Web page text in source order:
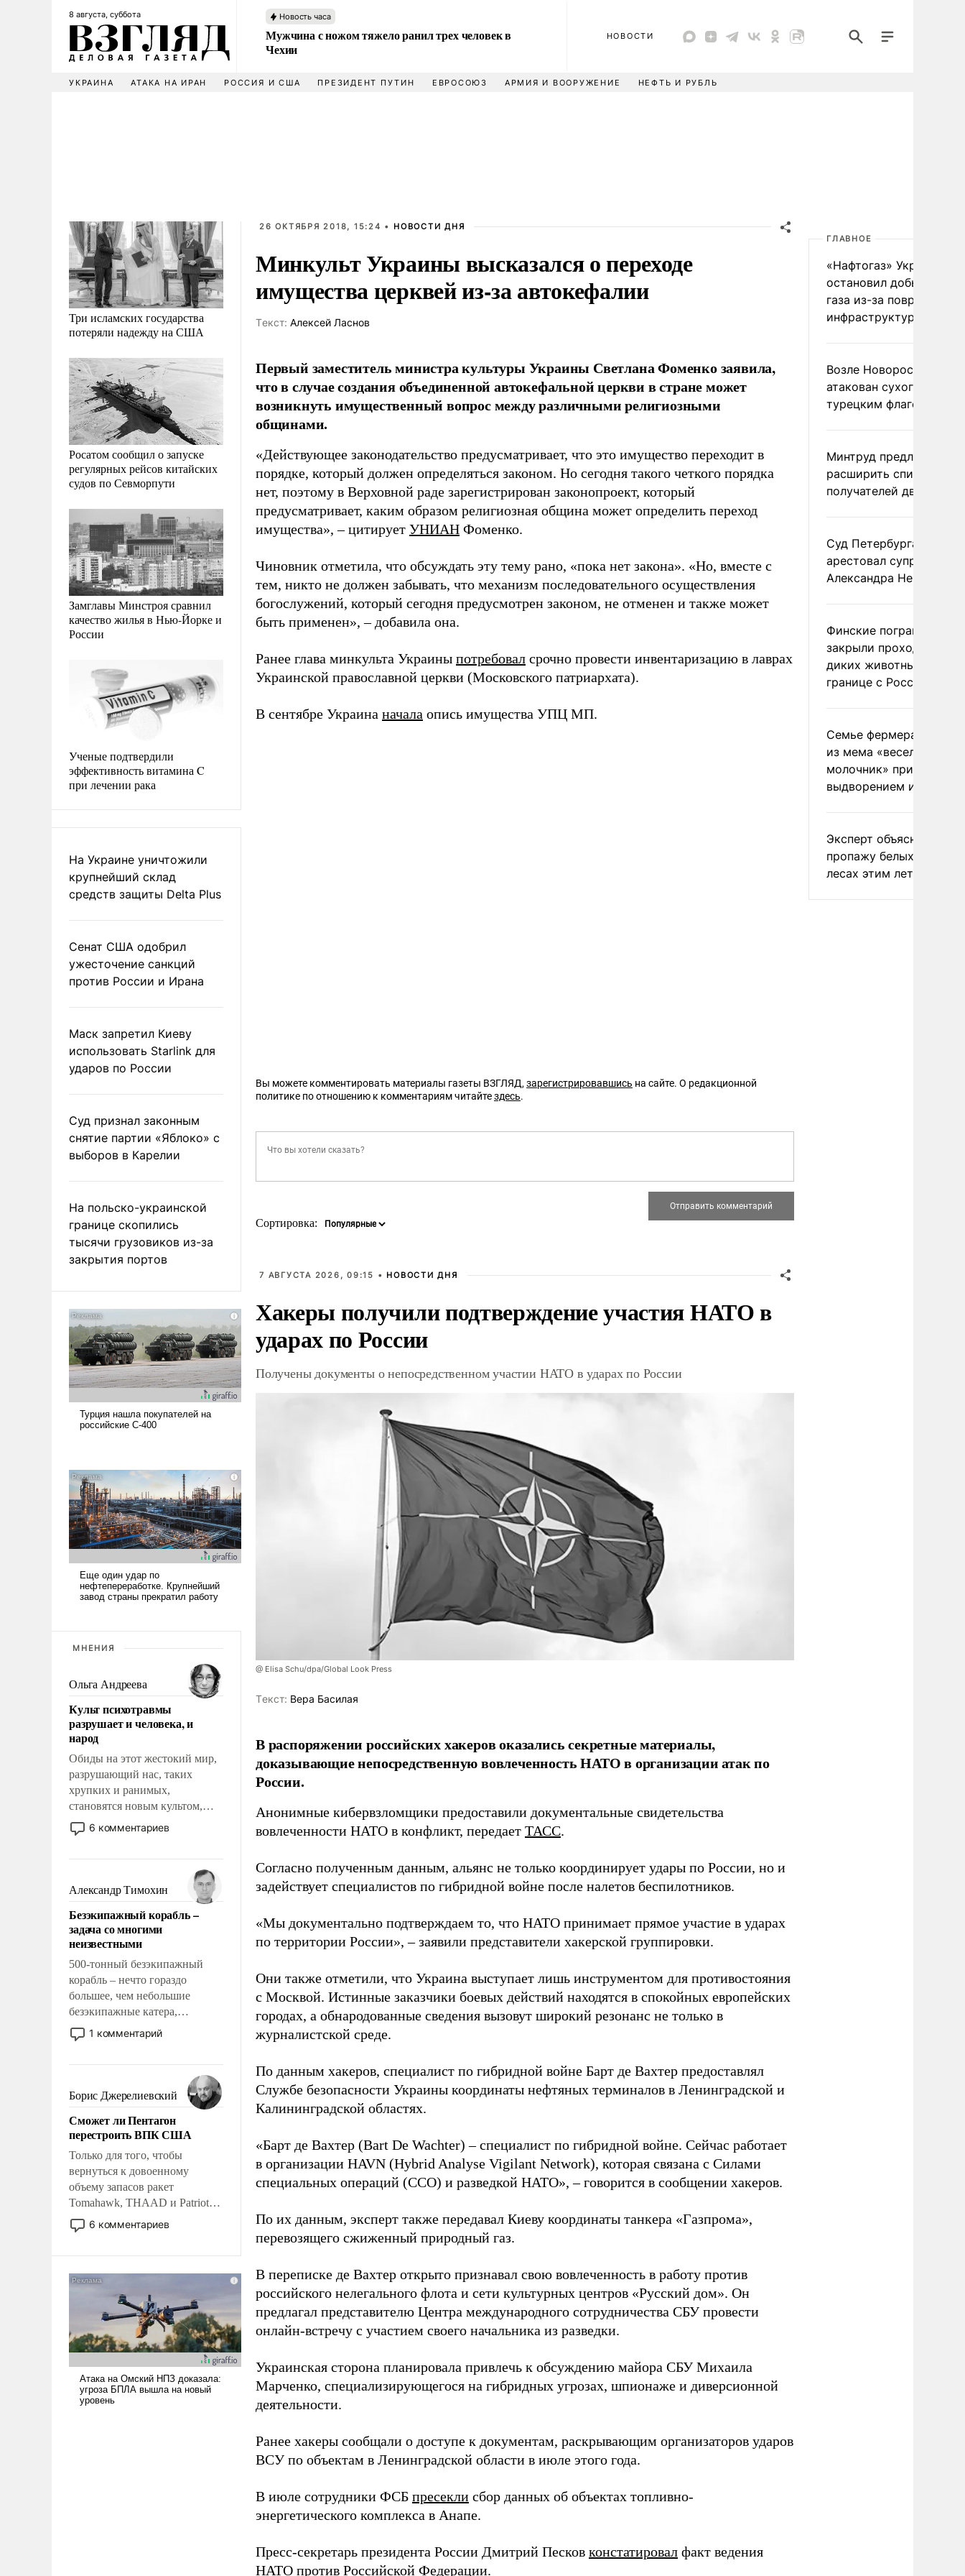
8 августа, суббота Новость часа
Мужчина с ножом тяжело ранил трех человек в
Чехии
НОВОСТИ
УКРАИНА АТАКА НА ИРАН РОССИЯ И США ПРЕЗИДЕНТ ПУТИН ЕВРОСОЮЗ АРМИЯ И ВООРУЖЕНИЕ НЕФТЬ И РУБЛЬ
Три исламских государства
потеряли надежду на США
Росатом сообщил о запуске
регулярных рейсов китайских
судов по Севморпути
Замглавы Минстроя сравнил
качество жилья в Нью-Йорке и
России
Ученые подтвердили
эффективность витамина C
при лечении рака
На Украине уничтожили
крупнейший склад
средств защиты Delta Plus
Сенат США одобрил
ужесточение санкций
против России и Ирана
Маск запретил Киеву
использовать Starlink для
ударов по России
Суд признал законным
снятие партии «Яблоко» с
выборов в Карелии
На польско-украинской
границе скопились
тысячи грузовиков из-за
закрытия портов
МНЕНИЯ
Ольга Андреева
Культ психотравмы
разрушает и человека, и
народ
Обиды на этот жестокий мир,
разрушающий нас, таких
хрупких и ранимых,
становятся новым культом,
постепенно вытесняя и
отменяя традиционное
мужественным и твердым под
ударами судьбы, брать на себя
ответственность, помогать
слабым, идти вперед и
адаптироваться.
6 комментариев
Александр Тимохин
Безэкипажный корабль –
задача со многими
неизвестными
500-тонный безэкипажный
корабль – нечто гораздо
большее, чем небольшие
безэкипажные катера,
применение которых уже
стало обыденностью. Задача по
сложна и амбициозна. Однако
и ее реализация радикально
поднимет наши боевые
возможности.
1 комментарий
Борис Джерелиевский
Сможет ли Пентагон
перестроить ВПК США
Только для того, чтобы
вернуться к довоенному
объему запасов ракет
Tomahawk, THAAD и Patriot
США потребуется более трех
лет. Даже небольшая война с
Сложившаяся ситуация
означает многолетний период
уязвимости США, например,
перед Китаем.
6 комментариев
26 ОКТЯБРЯ 2018, 15:24 • НОВОСТИ ДНЯ
Минкульт Украины высказался о переходе
имущества церквей из-за автокефалии
Tекст: Алексей Ласнов
Первый заместитель министра культуры Украины Светлана Фоменко заявила,
что в случае создания объединенной автокефальной церкви в стране может
возникнуть имущественный вопрос между различными религиозными
общинами.
«Действующее законодательство предусматривает, что это имущество переходит в
порядке, который должен определяться законом. Но сегодня такого четкого порядка
нет, поэтому в Верховной раде зарегистрирован законопроект, который
предусматривает, каким образом религиозная община может определить переход
имущества», – цитирует УНИАН Фоменко.
Чиновник отметила, что обсуждать эту тему рано, «пока нет закона». «Но, вместе с
тем, никто не должен забывать, что механизм последовательного осуществления
богослужений, который сегодня предусмотрен законом, не отменен и также может
быть применен», – добавила она.
Ранее глава минкульта Украины потребовал срочно провести инвентаризацию в лаврах
Украинской православной церкви (Московского патриархата).
В сентябре Украина начала опись имущества УПЦ МП.
Вы можете комментировать материалы газеты ВЗГЛЯД, зарегистрировавшись на сайте. О редакционной
политике по отношению к комментариям читайтездесь.
Сортировка:
7 АВГУСТА 2026, 09:15 • НОВОСТИ ДНЯ
Хакеры получили подтверждение участия НАТО в
ударах по России
Получены документы о непосредственном участии НАТО в ударах по России
@ Elisa Schu/dpa/Global Look Press
Tекст: Вера Басилая
В распоряжении российских хакеров оказались секретные материалы,
доказывающие непосредственную вовлеченность НАТО в организации атак по
России.
Анонимные кибервзломщики предоставили документальные свидетельства
вовлеченности НАТО в конфликт, передает ТАСС.
Согласно полученным данным, альянс не только координирует удары по России, но и
задействует специалистов по гибридной войне после налетов беспилотников.
«Мы документально подтверждаем то, что НАТО принимает прямое участие в ударах
по территории России», – заявили представители хакерской группировки.
Они также отметили, что Украина выступает лишь инструментом для противостояния
с Москвой. Истинные заказчики боевых действий находятся в спокойных европейских
городах, а обнародованные сведения вызовут широкий резонанс не только в
журналистской среде.
По данным хакеров, специалист по гибридной войне Барт де Вахтер предоставлял
Службе безопасности Украины координаты нефтяных терминалов в Ленинградской и
Калининградской областях.
«Барт де Вахтер (Bart De Wachter) – специалист по гибридной войне. Сейчас работает
в организации HAVN (Hybrid Analyse Vigilant Network), которая связана с Силами
специальных операций (ССО) и разведкой НАТО», – говорится в сообщении хакеров.
По их данным, эксперт также передавал Киеву координаты танкера «Газпрома»,
перевозящего сжиженный природный газ.
В переписке де Вахтер открыто признавал свою вовлеченность в работу против
российского нелегального флота и сети культурных центров «Русский дом». Он
предлагал представителю Центра международного сотрудничества СБУ провести
онлайн-встречу с участием своего начальника из разведки.
Украинская сторона планировала привлечь к обсуждению майора СБУ Михаила
Марченко, специализирующегося на гибридных угрозах, шпионаже и диверсионной
деятельности.
Ранее хакеры сообщали о доступе к документам, раскрывающим организаторов ударов
ВСУ по объектам в Ленинградской области в июле этого года.
В июле сотрудники ФСБ пресекли сбор данных об объектах топливно-
энергетического комплекса в Анапе.
Пресс-секретарь президента России Дмитрий Песков констатировал факт ведения
НАТО против Российской Федерации.
ГЛАВНОЕ
«Нафтогаз» Украины
остановил добычу
газа из-за повреждения
инфраструктуры
Возле Новороссийска
атакован сухогруз под
турецким флагом
Минтруд предложил
расширить список
получателей двух
Суд Петербурга заочно
арестовал супругу
Александра Невзорова
Финские пограничники
закрыли проходы для
диких животных на
границе с Россией
Семье фермера
из мема «веселый
молочник» пригрозили
выдворением из
Эксперт объяснил
пропажу белых грибов
лесах этим летом